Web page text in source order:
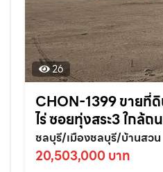
26
CHON-1399 ขายที่
ไร่ ซอยทุ่งสระ3 ใกล้
950เมตร อ.เมืองชลบุรี
ชลบุรี/เมืองชลบุรี/บ้านสวน
20,503,000 บาท